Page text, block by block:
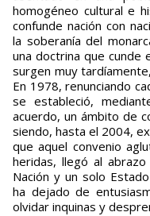
homogéneo cultural e
confunde nación con
la soberanía del
una doctrina que cunde
surgen muy
En 1978, renunciando
se estableció,
acuerdo, un ámbito de
siendo, hasta el 2004,
que aquel convenio
heridas, llegó al
Nación y un solo
ha dejado de
olvidar inquinas y